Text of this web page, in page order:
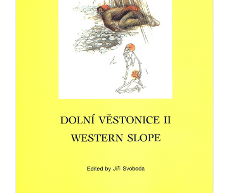
Panier WooCommerce